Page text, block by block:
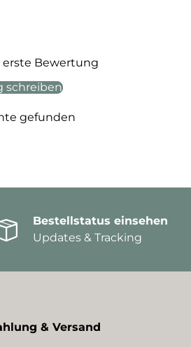
erste Bewertung
schreiben
gefunden
Bestellstatus einsehen
Updates & Tracking
& Versand